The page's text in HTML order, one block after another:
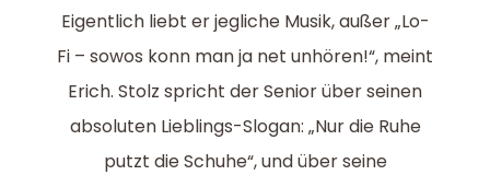
Eigentlich liebt er jegliche Musik, außer „Lo-
Fi – sowos konn man ja net unhören!“, meint
Erich. Stolz spricht der Senior über seinen
absoluten Lieblings-Slogan: „Nur die Ruhe
putzt die Schuhe“, und über seine